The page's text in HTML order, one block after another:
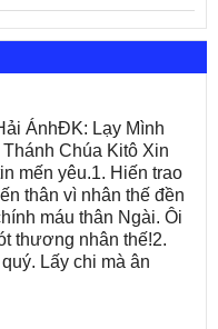
ÁnhĐK: Lạy Mình
Chúa Kitô Xin
mến yêu.1. Hiến trao
thân vì nhân thế đền
máu thân Ngài. Ôi
thương nhân thế!2.
Lấy chi mà ân